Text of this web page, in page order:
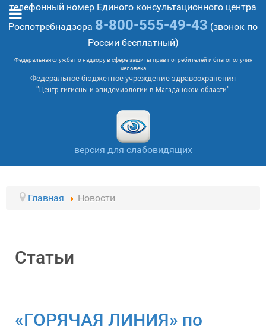
телефонный номер Единого консультационного центра
Роспотребнадзора 8-800-555-49-43 (звонок по
России бесплатный)
Федеральная служба по надзору в сфере защиты прав потребителей и благополучия
человека
Федеральное бюджетное учреждение здравоохранения
"Центр гигиены и эпидемиологии в Магаданской области"
версия для слабовидящих
Главная Новости
Статьи
«ГОРЯЧАЯ ЛИНИЯ» по